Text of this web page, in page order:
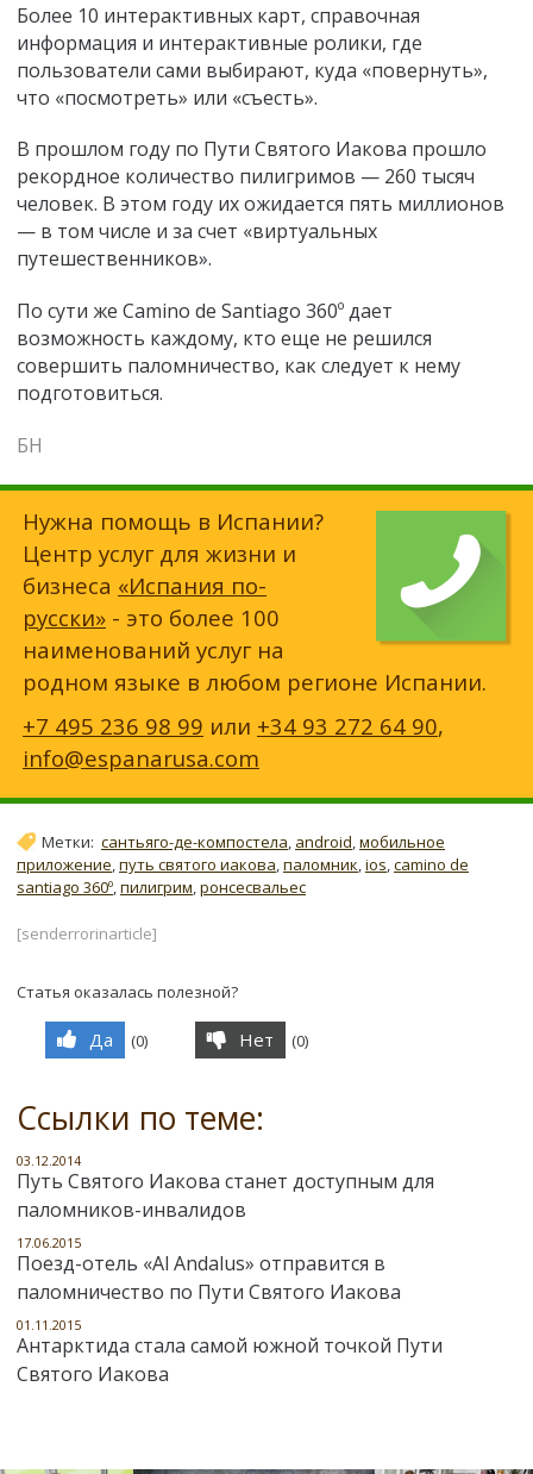
Более 10 интерактивных карт, справочная
информация и интерактивные ролики, где
пользователи сами выбирают, куда «повернуть»,
что «посмотреть» или «съесть».
В прошлом году по Пути Святого Иакова прошло
рекордное количество пилигримов — 260 тысяч
человек. В этом году их ожидается пять миллионов
— в том числе и за счет «виртуальных
путешественников».
По сути же Camino de Santiago 360º дает
возможность каждому, кто еще не решился
совершить паломничество, как следует к нему
подготовиться.
БН
Нужна помощь в Испании?
Центр услуг для жизни и
бизнеса «Испания по-
русски» - это более 100
наименований услуг на
родном языке в любом регионе Испании.
+7 495 236 98 99 или +34 93 272 64 90,
info@espanarusa.com
Метки: сантьяго-де-компостела, android,мобильное
приложение,путь святого иакова,паломник,ios,camino de
santiago 360º,пилигрим,ронсесвальес
[senderrorinarticle]
Статья оказалась полезной?
Да (0) Нет (0)
Ссылки по теме:
03.12.2014
Путь Святого Иакова станет доступным для
паломников-инвалидов
17.06.2015
Поезд-отель «Al Andalus» отправится в
паломничество по Пути Святого Иакова
01.11.2015
Антарктида стала самой южной точкой Пути
Святого Иакова